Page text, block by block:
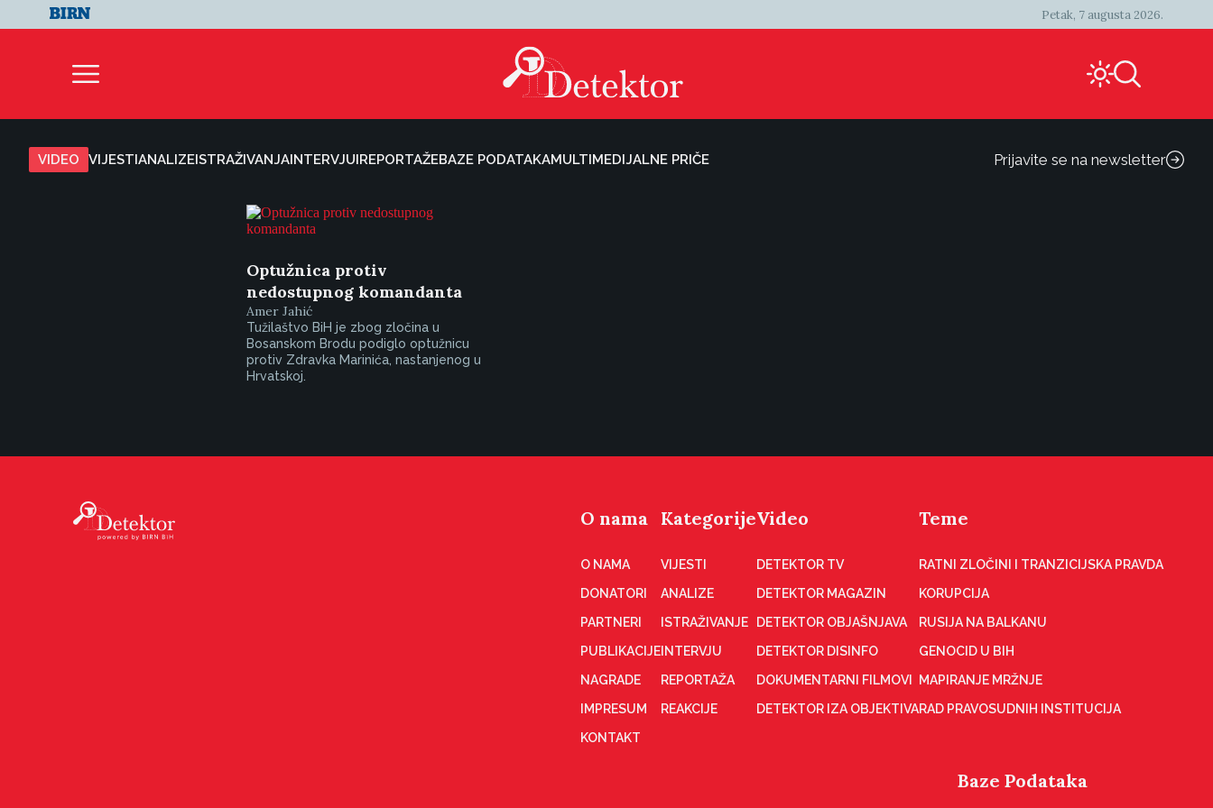
Petak, 7 augusta 2026.
VIDEO VIJESTIANALIZEISTRAŽIVANJAINTERVJUIREPORTAŽEBAZE PODATAKAMULTIMEDIJALNE PRIČE Prijavite se na newsletter
Optužnica protiv
nedostupnog komandanta
Amer Jahić
Tužilaštvo BiH je zbog zločina u
Bosanskom Brodu podiglo optužnicu
protiv Zdravka Marinića, nastanjenog u
Hrvatskoj.
O nama
O NAMA
DONATORI
PARTNERI
PUBLIKACIJE
NAGRADE
IMPRESUM
KONTAKT
Kategorije
VIJESTI
ANALIZE
ISTRAŽIVANJE
INTERVJU
REPORTAŽA
REAKCIJE
Video
DETEKTOR TV
DETEKTOR MAGAZIN
DETEKTOR OBJAŠNJAVA
DETEKTOR DISINFO
DOKUMENTARNI FILMOVI
DETEKTOR IZA OBJEKTIVA
Teme
RATNI ZLOČINI I TRANZICIJSKA PRAVDA
KORUPCIJA
RUSIJA NA BALKANU
GENOCID U BIH
MAPIRANJE MRŽNJE
RAD PRAVOSUDNIH INSTITUCIJA
Baze Podataka